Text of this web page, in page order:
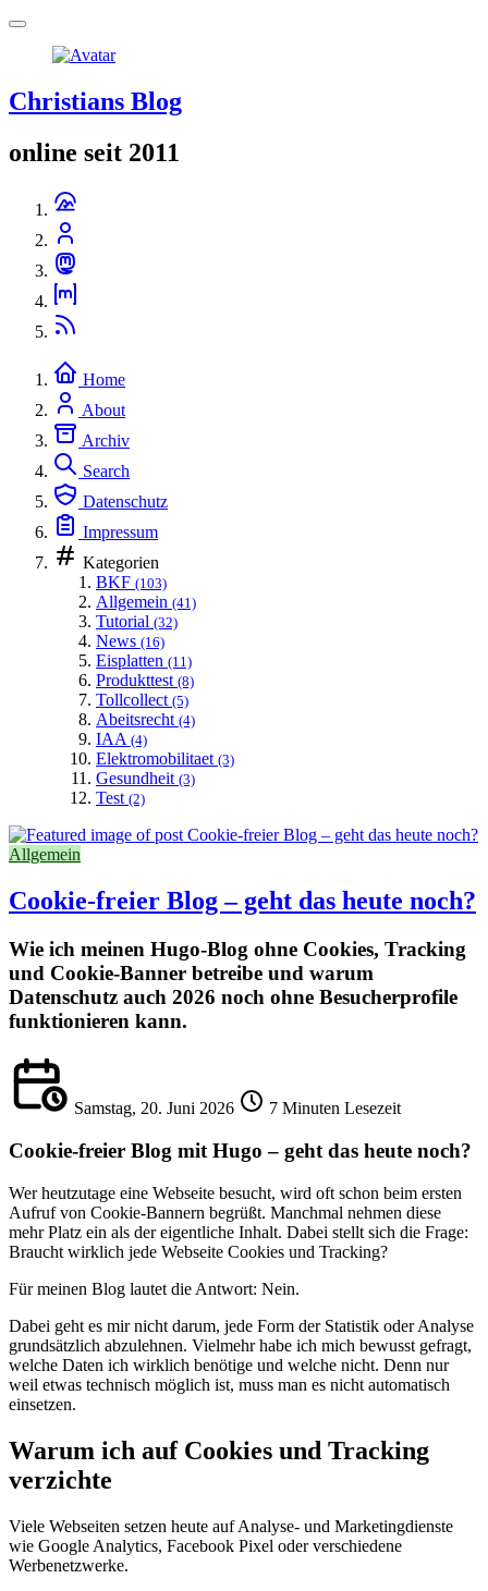
Christians Blog
online seit 2011
Home
About
Archiv
Search
Datenschutz
Impressum
Kategorien
BKF (103)
Allgemein (41)
Tutorial (32)
News (16)
Eisplatten (11)
Produkttest (8)
Tollcollect (5)
Abeitsrecht (4)
IAA (4)
Elektromobilitaet (3)
Gesundheit (3)
Test (2)
Allgemein
Cookie-freier Blog – geht das heute noch?
Wie ich meinen Hugo-Blog ohne Cookies, Tracking
und Cookie-Banner betreibe und warum
Datenschutz auch 2026 noch ohne Besucherprofile
funktionieren kann.
Samstag, 20. Juni 2026 7 Minuten Lesezeit
Cookie-freier Blog mit Hugo – geht das heute noch?
Wer heutzutage eine Webseite besucht, wird oft schon beim ersten
Aufruf von Cookie-Bannern begrüßt. Manchmal nehmen diese
mehr Platz ein als der eigentliche Inhalt. Dabei stellt sich die Frage:
Braucht wirklich jede Webseite Cookies und Tracking?
Für meinen Blog lautet die Antwort: Nein.
Dabei geht es mir nicht darum, jede Form der Statistik oder Analyse
grundsätzlich abzulehnen. Vielmehr habe ich mich bewusst gefragt,
welche Daten ich wirklich benötige und welche nicht. Denn nur
weil etwas technisch möglich ist, muss man es nicht automatisch
einsetzen.
Warum ich auf Cookies und Tracking
verzichte
Viele Webseiten setzen heute auf Analyse- und Marketingdienste
wie Google Analytics, Facebook Pixel oder verschiedene
Werbenetzwerke.